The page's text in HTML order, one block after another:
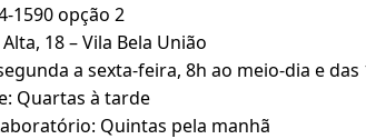
1590 opção 2
18 – Vila Bela União
a sexta-feira, 8h ao meio-dia e das
Quartas à tarde
Quintas pela manhã